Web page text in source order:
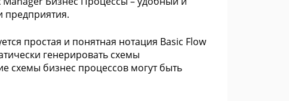
предприятия.
простая и понятная нотация Basic Flow
генерировать схемы
схемы бизнес процессов могут быть